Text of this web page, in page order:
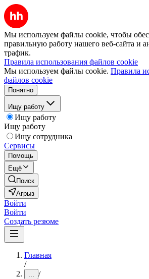
Мы используем файлы cookie, чтобы
правильную работу нашего веб-сайта и
трафик.
Правила использования файлов cookie
Мы используем файлы cookie. Правила
файлов cookie
Понятно
Ищу работу
Ищу работу
Ищу работу
Ищу сотрудника
Сервисы
Помощь
Ещё
Поиск
Агрыз
Войти
Войти
Создать резюме
Главная
/
... /